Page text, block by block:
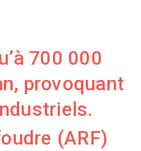
700 000
provoquant
(ARF)